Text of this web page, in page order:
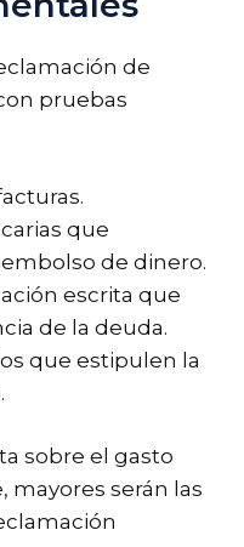
de
pruebas
que
de dinero.
escrita que
de la deuda.
que estipulen la
sobre el gasto
mayores serán las